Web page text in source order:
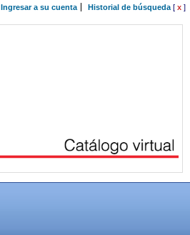
Ingresar a su cuenta Historial de búsqueda[ x ]